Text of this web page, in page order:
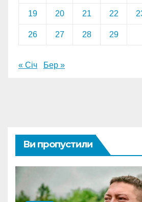
19 20 21 22
26 27 28 29
« Січ Бер »
Ви пропустили